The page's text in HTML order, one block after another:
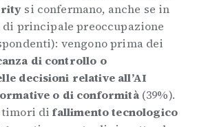
si confermano, anche se in
principale preoccupazione
vengono prima dei
di controllo o
decisioni relative all’AI
o di conformità(39%).
timori difallimento tecnologico